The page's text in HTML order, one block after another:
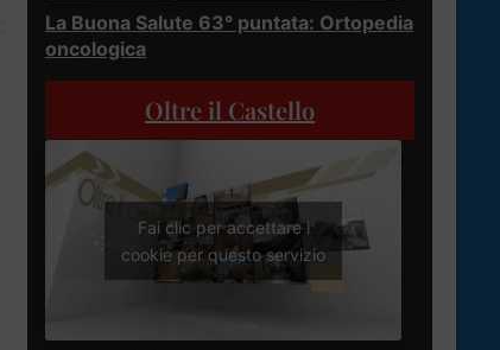
La Buona Salute 63° puntata: Ortopedia
oncologica
Oltre il Castello
Fai clic per accettare i
cookie per questo servizio